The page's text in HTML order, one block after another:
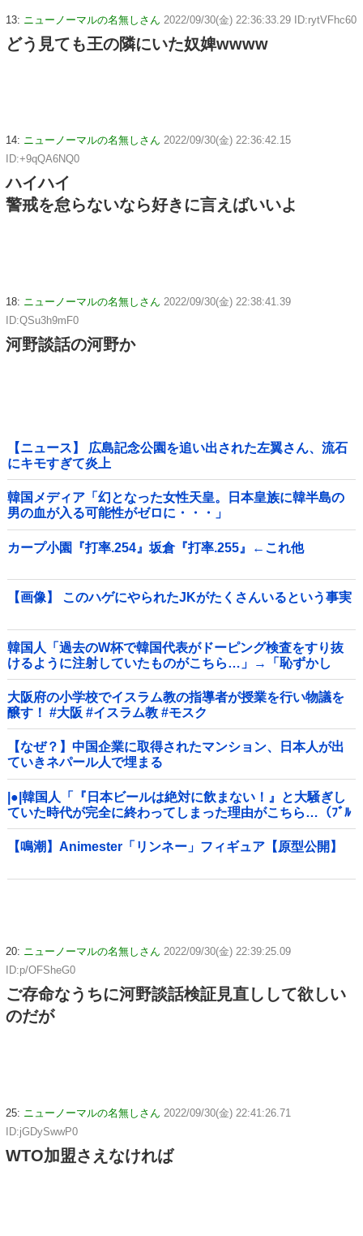
13: ニューノーマルの名無しさん 2022/09/30(金) 22:36:33.29 ID:rytVFhc60
どう見ても王の隣にいた奴婢wwww
14: ニューノーマルの名無しさん 2022/09/30(金) 22:36:42.15
ID:+9qQA6NQ0
ハイハイ
警戒を怠らないなら好きに言えばいいよ
18: ニューノーマルの名無しさん 2022/09/30(金) 22:38:41.39
ID:QSu3h9mF0
河野談話の河野か
【ニュース】 広島記念公園を追い出された左翼さん、流石
にキモすぎて炎上
韓国メディア「幻となった女性天皇。日本皇族に韓半島の
男の血が入る可能性がゼロに・・・」
カープ小園『打率.254』坂倉『打率.255』←これ他
【画像】 このハゲにやられたJKがたくさんいるという事実
韓国人「過去のW杯で韓国代表がドーピング検査をすり抜
けるように注射していたものがこちら…」→「恥ずかし
い…（ﾌﾞﾙﾌﾞﾙ」＝韓国の反応
大阪府の小学校でイスラム教の指導者が授業を行い物議を
醸す！ #大阪 #イスラム教 #モスク
【なぜ？】中国企業に取得されたマンション、日本人が出
ていきネパール人で埋まる
|●|韓国人「『日本ビールは絶対に飲まない！』と大騒ぎし
ていた時代が完全に終わってしまった理由がこちら…（ﾌﾞﾙ
ﾌﾞﾙ」＝韓国の反応
【鳴潮】Animester「リンネー」フィギュア【原型公開】
20: ニューノーマルの名無しさん 2022/09/30(金) 22:39:25.09
ID:p/OFSheG0
ご存命なうちに河野談話検証見直しして欲しい
のだが
25: ニューノーマルの名無しさん 2022/09/30(金) 22:41:26.71
ID:jGDySwwP0
WTO加盟さえなければ